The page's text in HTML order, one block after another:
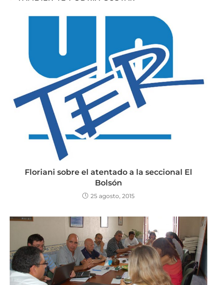
Floriani sobre el atentado a la seccional El
Bolsón
25 agosto, 2015